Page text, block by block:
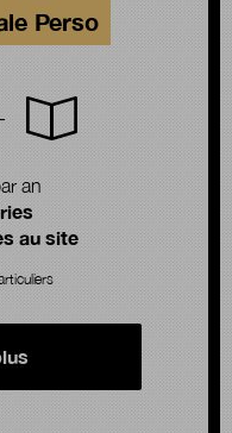
Perso
an
au site